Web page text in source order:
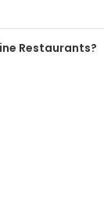
Restaurants?